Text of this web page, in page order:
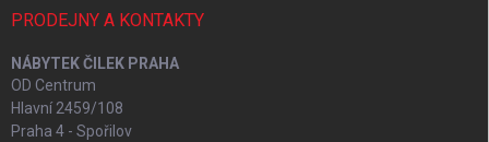
PRODEJNY A KONTAKTY
NÁBYTEK ČILEK PRAHA
OD Centrum
Hlavní 2459/108
Praha 4 - Spořilov